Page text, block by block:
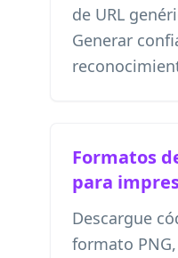
de URL
Generar
Formatos
para
Descargue
formato PNG,